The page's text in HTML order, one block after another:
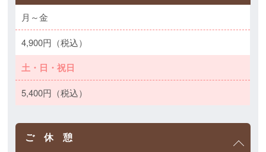
月～金
4,900円（税込）
土・日・祝日
5,400円（税込）
ご 休 憩